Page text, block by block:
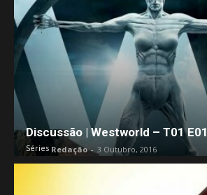
Discussão | Westworld – T01 E01
Séries Redação- 3 Outubro, 2016